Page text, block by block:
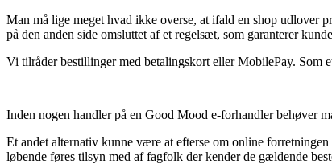
Man må lige meget hvad ikke overse, at ifald en shop udlover
på den anden side omsluttet af et regelsæt, som garanterer
Vi tilråder bestillinger med betalingskort eller MobilePay. Som
Inden nogen handler på en Good Mood e-forhandler behøver
Et andet alternativ kunne være at efterse om online
løbende føres tilsyn med af fagfolk der kender de gældende